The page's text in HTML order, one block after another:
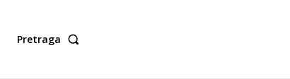
Pretraga